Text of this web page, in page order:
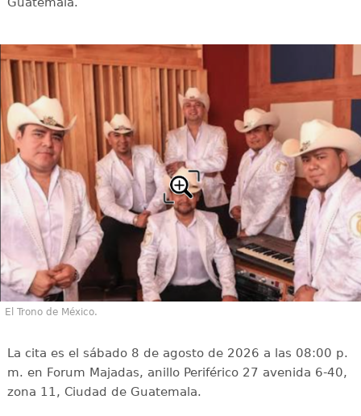
El Trono de México.
La cita es el sábado 8 de agosto de 2026 a las 08:00 p.
m. en Forum Majadas, anillo Periférico 27 avenida 6-40,
zona 11, Ciudad de Guatemala.